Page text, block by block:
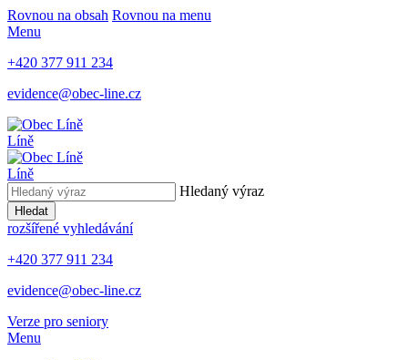
Rovnou na obsah Rovnou na menu
Menu
+420 377 911 234
evidence@obec-line.cz
Líně
Líně
Hledaný výraz
Hledat
rozšířené vyhledávání
+420 377 911 234
evidence@obec-line.cz
Verze pro seniory
Menu